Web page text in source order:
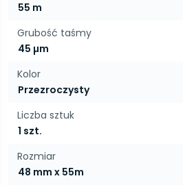
55 m
Grubość taśmy
45 µm
Kolor
Przezroczysty
Liczba sztuk
1 szt.
Rozmiar
48 mm x 55m